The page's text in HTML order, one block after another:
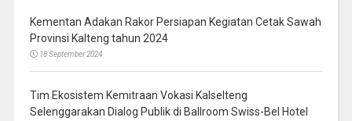
Kementan Adakan Rakor Persiapan Kegiatan Cetak Sawah
Provinsi Kalteng tahun 2024
18 September 2024
Tim Ekosistem Kemitraan Vokasi Kalselteng
Selenggarakan Dialog Publik di Ballroom Swiss-Bel Hotel